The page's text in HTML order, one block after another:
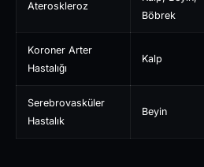
Ateroskleroz
Böbrek
Koroner Arter
Hastalığı
Kalp
Serebrovasküler
Hastalık
Beyin